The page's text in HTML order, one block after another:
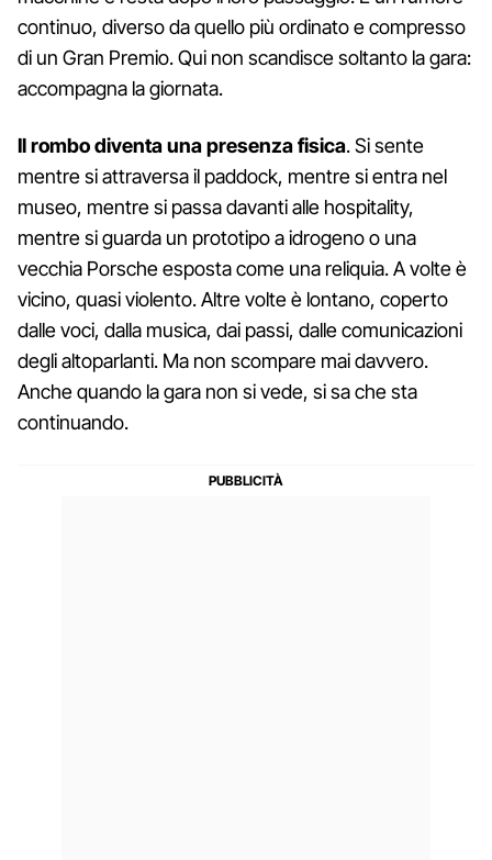
continuo, diverso da quello più ordinato e compresso
di un Gran Premio. Qui non scandisce soltanto la gara:
accompagna la giornata.
Il rombo diventa una presenza fisica. Si sente
mentre si attraversa il paddock, mentre si entra nel
museo, mentre si passa davanti alle hospitality,
mentre si guarda un prototipo a idrogeno o una
vecchia Porsche esposta come una reliquia. A volte è
vicino, quasi violento. Altre volte è lontano, coperto
dalle voci, dalla musica, dai passi, dalle comunicazioni
degli altoparlanti. Ma non scompare mai davvero.
Anche quando la gara non si vede, si sa che sta
continuando.